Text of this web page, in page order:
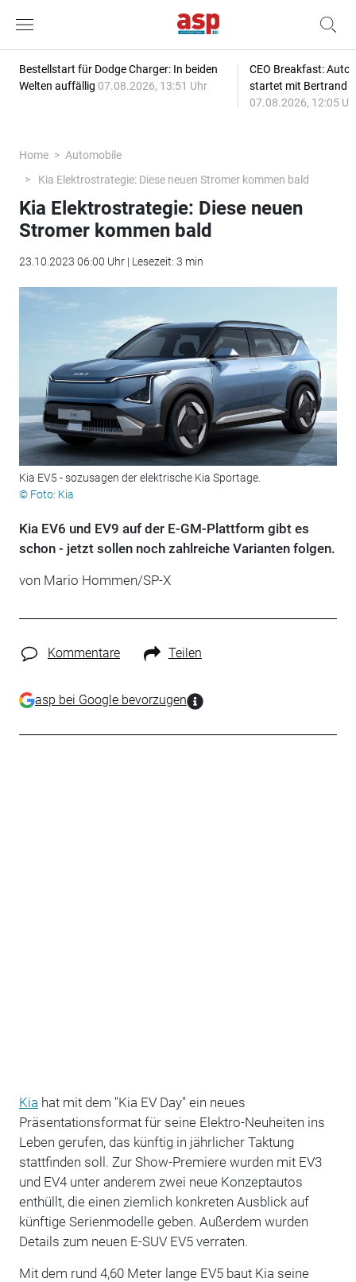
Bestellstart für Dodge Charger: In beiden
Welten auffällig 07.08.2026, 13:51 Uhr
CEO Breakfast:
startet mit Bertrand
07.08.2026, 12:05
Home
Automobile
Kia Elektrostrategie: Diese neuen Stromer kommen bald
Kia Elektrostrategie: Diese neuen
Stromer kommen bald
23.10.2023 06:00 Uhr | Lesezeit: 3 min
Kia EV5 - sozusagen der elektrische Kia Sportage.
© Foto: Kia
Kia EV6 und EV9 auf der E-GM-Plattform gibt es
schon - jetzt sollen noch zahlreiche Varianten folgen.
von Mario Hommen/SP-X
Kommentare Teilen
asp bei Google bevorzugen
Kia hat mit dem "Kia EV Day" ein neues
Präsentationsformat für seine Elektro-Neuheiten ins
Leben gerufen, das künftig in jährlicher Taktung
stattfinden soll. Zur Show-Premiere wurden mit EV3
und EV4 unter anderem zwei neue Konzeptautos
enthüllt, die einen ziemlich konkreten Ausblick auf
künftige Serienmodelle geben. Außerdem wurden
Details zum neuen E-SUV EV5 verraten.
Mit dem rund 4,60 Meter lange EV5 baut Kia seine